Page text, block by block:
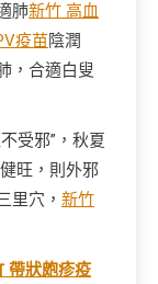
肺新竹 高血
疫苗陰潤
，合適白叟
受邪”，秋夏
旺，則外邪
里穴， 新竹
帶狀皰疹疫